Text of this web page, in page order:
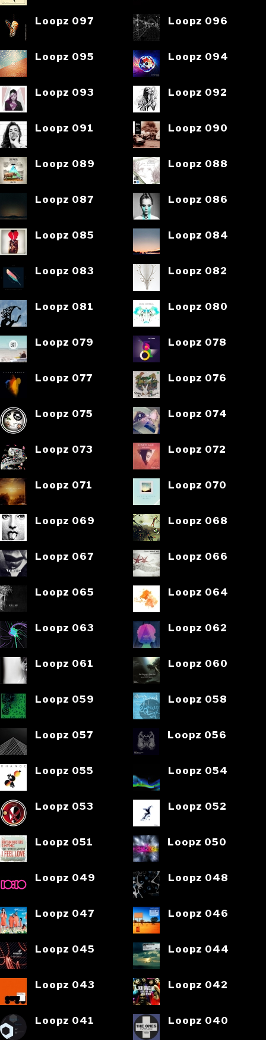
Loopz 097 Loopz 096
Loopz 095 Loopz 094
Loopz 093 Loopz 092
Loopz 091 Loopz 090
Loopz 089 Loopz 088
Loopz 087 Loopz 086
Loopz 085 Loopz 084
Loopz 083 Loopz 082
Loopz 081 Loopz 080
Loopz 079 Loopz 078
Loopz 077 Loopz 076
Loopz 075 Loopz 074
Loopz 073 Loopz 072
Loopz 071 Loopz 070
Loopz 069 Loopz 068
Loopz 067 Loopz 066
Loopz 065 Loopz 064
Loopz 063 Loopz 062
Loopz 061 Loopz 060
Loopz 059 Loopz 058
Loopz 057 Loopz 056
Loopz 055 Loopz 054
Loopz 053 Loopz 052
Loopz 051 Loopz 050
Loopz 049 Loopz 048
Loopz 047 Loopz 046
Loopz 045 Loopz 044
Loopz 043 Loopz 042
Loopz 041 Loopz 040